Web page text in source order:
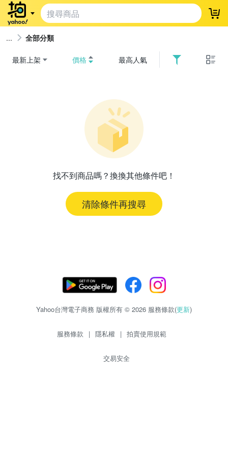
登
全部分類
最新上架 價格 最高人氣
找不到商品嗎？換換其他條件吧！
清除條件再搜尋
Yahoo台灣電子商務 版權所有 © 2026 服務條款(更新)
服務條款 | 隱私權 | 拍賣使用規範
交易安全